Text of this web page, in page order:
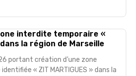
interdite temporaire «
la région de Marseille
portant création d’une zone
« ZIT MARTIGUES » dans la